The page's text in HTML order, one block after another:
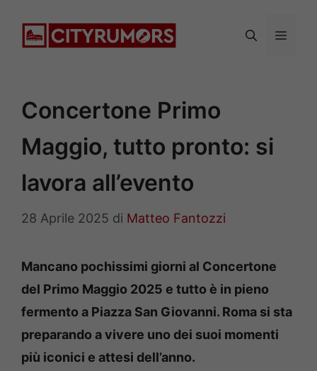
Menu
Concertone Primo
Maggio, tutto pronto: si
lavora all’evento
28 Aprile 2025 di Matteo Fantozzi
Mancano pochissimi giorni al Concertone
del Primo Maggio 2025 e tutto è in pieno
fermento a Piazza San Giovanni. Roma si sta
preparando a vivere uno dei suoi momenti
più iconici e attesi dell’anno.